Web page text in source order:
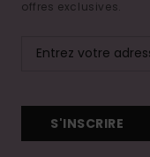
offres exclusives.
S'INSCRIRE